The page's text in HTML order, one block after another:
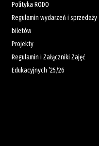
Polityka RODO
Regulamin wydarzeń i sprzedaży
biletów
Projekty
Regulamin i Załączniki Zajęć
Edukacyjnych ’25/26